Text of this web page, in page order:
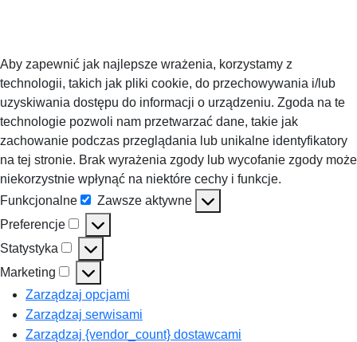
Aby zapewnić jak najlepsze wrażenia, korzystamy z
technologii, takich jak pliki cookie, do przechowywania i/lub
uzyskiwania dostępu do informacji o urządzeniu. Zgoda na te
technologie pozwoli nam przetwarzać dane, takie jak
zachowanie podczas przeglądania lub unikalne identyfikatory
na tej stronie. Brak wyrażenia zgody lub wycofanie zgody może
niekorzystnie wpłynąć na niektóre cechy i funkcje.
Funkcjonalne
Funkcjonalne
Zawsze aktywne
Preferencje
Preferencje
Statystyka
Statystyka
Marketing
Marketing
Zarządzaj opcjami
Zarządzaj serwisami
Zarządzaj {vendor_count} dostawcami